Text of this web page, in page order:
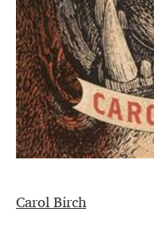
Carol Birch